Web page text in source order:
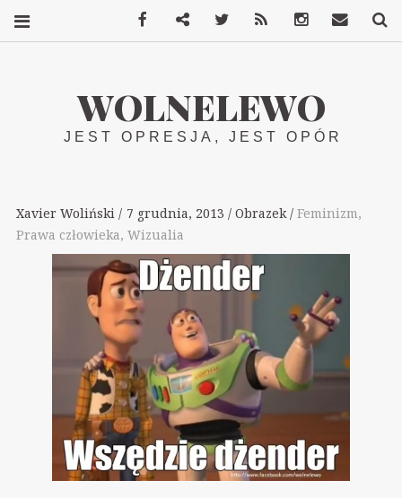
WOLNELEWO
JEST OPRESJA, JEST OPÓR
Xavier Woliński 7 grudnia, 2013 Obrazek Feminizm,
Prawa człowieka, Wizualia
FacebookMastodonTwitter InstagramKontakt